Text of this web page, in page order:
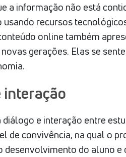
a informação não está
recursos
online também
gerações. Elas se
interação
e interação entre
de convivência, na qual o
do aluno e